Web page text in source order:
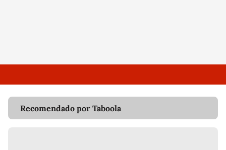
Recomendado por Taboola